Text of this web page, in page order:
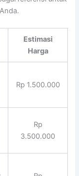
Estimasi
Harga
Rp 1.500.000
Rp
3.500.000